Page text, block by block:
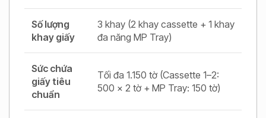
Số lượng
khay giấy
3 khay (2 khay cassette + 1 khay
đa năng MP Tray)
Sức chứa
giấy tiêu
chuẩn
Tối đa 1.150 tờ (Cassette 1–2:
500 x 2 tờ + MP Tray: 150 tờ)